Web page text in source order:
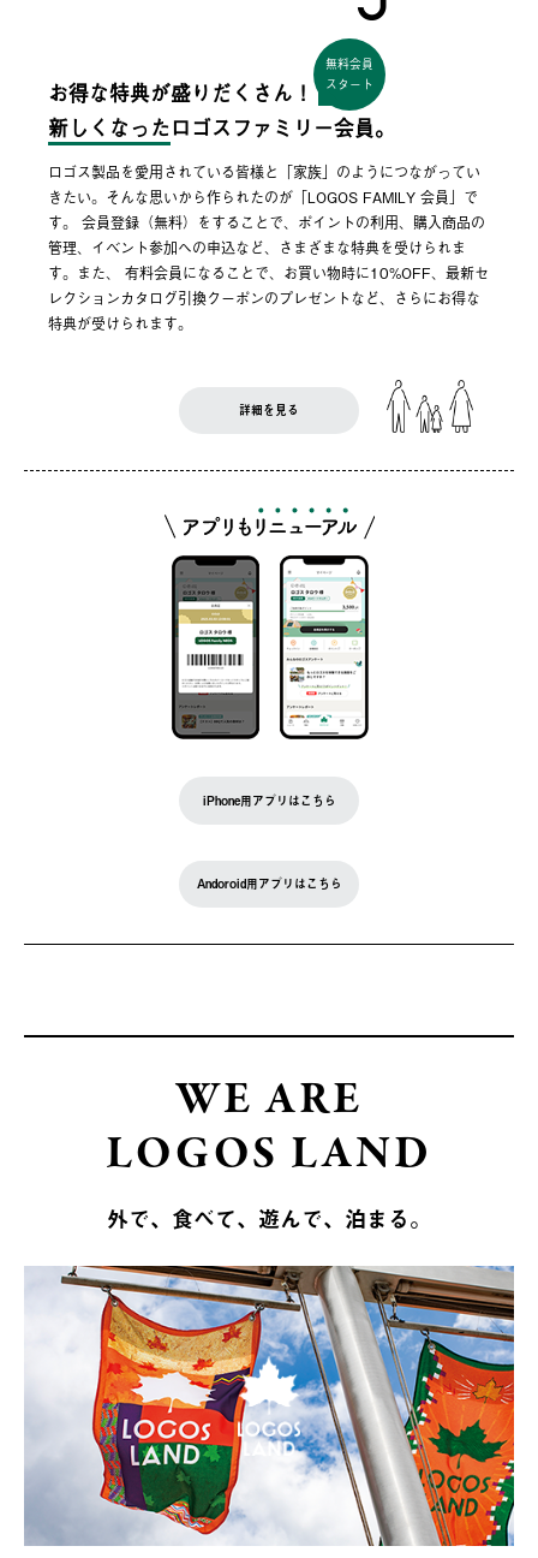
お得な特典が盛りだくさん！
無料会員
スタート
新しくなった ロゴスファミリー会員。
ロゴス製品を愛用されている皆様と「家族」のようにつながってい
きたい。そんな思いから作られたのが「LOGOS FAMILY 会員」で
す。 会員登録（無料）をすることで、ポイントの利用、購入商品の
管理、イベント参加への申込など、さまざまな特典を受けられま
す。また、 有料会員になることで、お買い物時に10%OFF、最新セ
レクションカタログ引換クーポンのプレゼントなど、さらにお得な
特典が受けられます。
詳細を見る
iPhone用アプリはこちら
Andoroid用アプリはこちら
WE ARE
LOGOS LAND
外で、食べて、遊んで、泊まる。